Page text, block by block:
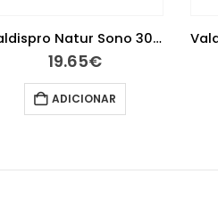
Valdispro Natur Sono 30 Gomas
19.65€
ADICIONAR